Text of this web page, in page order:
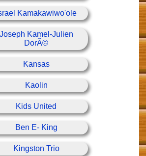
Kamakawiwo'ole
Joseph Kamel-Julien
DorÃ©
Kansas
Kaolin
Kids United
Ben E- King
Kingston Trio